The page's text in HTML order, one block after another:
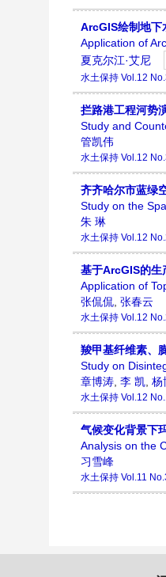
ArcGIS绘制地下
Application of
夏克尔江·艾尼
水土保持 Vol.12
拦路港工程河势
Study and
管凯伟
水土保持 Vol.12
齐齐哈尔市蓝绿
Study on the
朱 琳
水土保持 Vol.12
基于ArcGIS的生
Application of
张侃侃 张春云
水土保持 Vol.12
羧甲基纤维素、
Study on
章博涛 李 凯 杨
水土保持 Vol.12
气候变化背景下
Analysis on the
习雪峰
水土保持 Vol.11